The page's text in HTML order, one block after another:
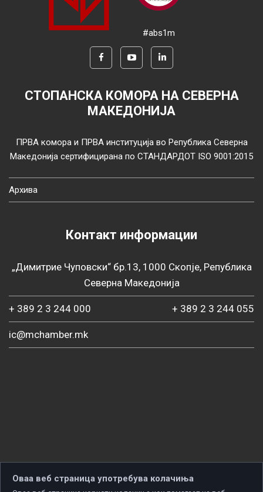
#abs1m
СТОПАНСКА КОМОРА НА СЕВЕРНА
МАКЕДОНИЈА
ПРВА комора и ПРВА институција во Република Северна
Македонија сертифицирана по СТАНДАРДОТ ISO 9001:2015
Архива
Контакт информации
„Димитрие Чуповски“ бр.13, 1000 Скопје, Република
Северна Македонија
+ 389 2 3 244 000 + 389 2 3 244 055
ic@mchamber.mk
Оваа веб страница употребува колачиња